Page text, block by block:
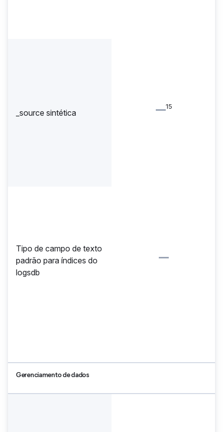
_source sintética
Tipo de campo de texto
padrão para índices do
logsdb
Gerenciamento de dados
15